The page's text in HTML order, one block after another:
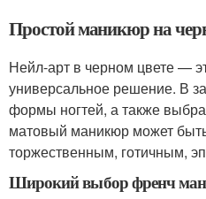
Простой маникюр на
Нейл-арт в черном цвете —
универсальное решение. В
формы ногтей, а также
матовый маникюр может
торжественным, готичным,
Широкий выбор френч